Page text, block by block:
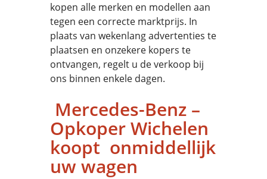
kopen alle merken en modellen aan
tegen een correcte marktprijs. In
plaats van wekenlang advertenties te
plaatsen en onzekere kopers te
ontvangen, regelt u de verkoop bij
ons binnen enkele dagen.
Mercedes-Benz –
Opkoper Wichelen
koopt onmiddellijk
uw wagen